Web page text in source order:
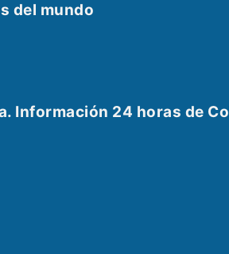
del mundo
Información 24 horas de